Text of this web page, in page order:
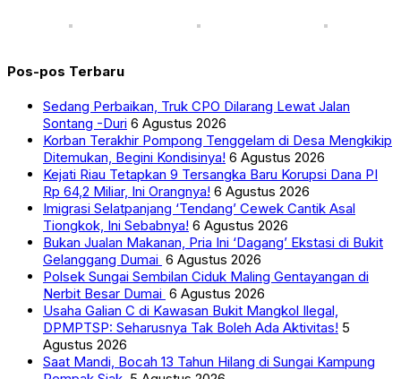
Pos-pos Terbaru
Sedang Perbaikan, Truk CPO Dilarang Lewat Jalan
Sontang -Duri 6 Agustus 2026
Korban Terakhir Pompong Tenggelam di Desa Mengkikip
Ditemukan, Begini Kondisinya! 6 Agustus 2026
Kejati Riau Tetapkan 9 Tersangka Baru Korupsi Dana PI
Rp 64,2 Miliar, Ini Orangnya! 6 Agustus 2026
Imigrasi Selatpanjang ‘Tendang’ Cewek Cantik Asal
Tiongkok, Ini Sebabnya! 6 Agustus 2026
Bukan Jualan Makanan, Pria Ini ‘Dagang’ Ekstasi di Bukit
Gelanggang Dumai 6 Agustus 2026
Polsek Sungai Sembilan Ciduk Maling Gentayangan di
Nerbit Besar Dumai 6 Agustus 2026
Usaha Galian C di Kawasan Bukit Mangkol Ilegal,
DPMPTSP: Seharusnya Tak Boleh Ada Aktivitas! 5
Agustus 2026
Saat Mandi, Bocah 13 Tahun Hilang di Sungai Kampung